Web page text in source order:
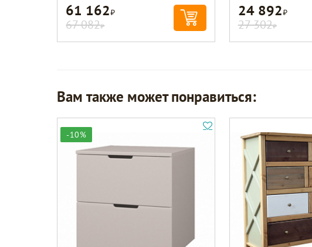
61 162Р
67 082Р
24 892Р
27 302Р
Вам также может понравиться:
-10%